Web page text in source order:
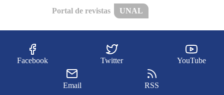
Portal de revistas UNAL
Facebook Twitter YouTube
Email RSS